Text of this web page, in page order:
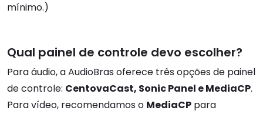
mínimo.)
Qual painel de controle devo escolher?
Para áudio, a AudioBras oferece três opções de painel
de controle: CentovaCast, Sonic Panel e MediaCP.
Para vídeo, recomendamos o MediaCP para